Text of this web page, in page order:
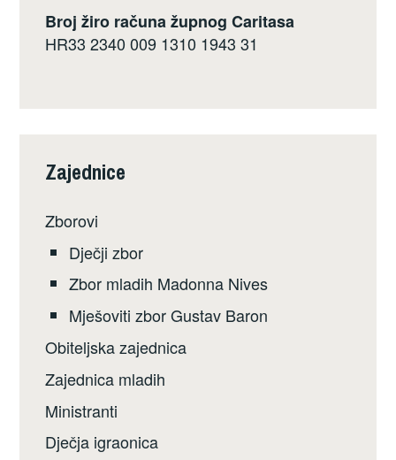
Broj žiro računa župnog Caritasa
HR33 2340 009 1310 1943 31
Zajednice
Zborovi
Dječji zbor
Zbor mladih Madonna Nives
Mješoviti zbor Gustav Baron
Obiteljska zajednica
Zajednica mladih
Ministranti
Dječja igraonica